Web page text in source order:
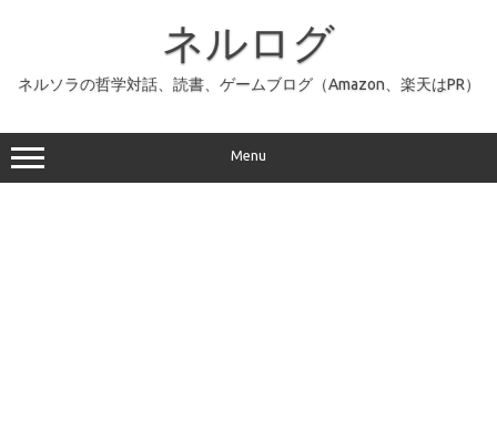
ッ
プ
ネルログ
ネルソラの哲学対話、読書、ゲームブログ（Amazon、楽天はPR）
Menu